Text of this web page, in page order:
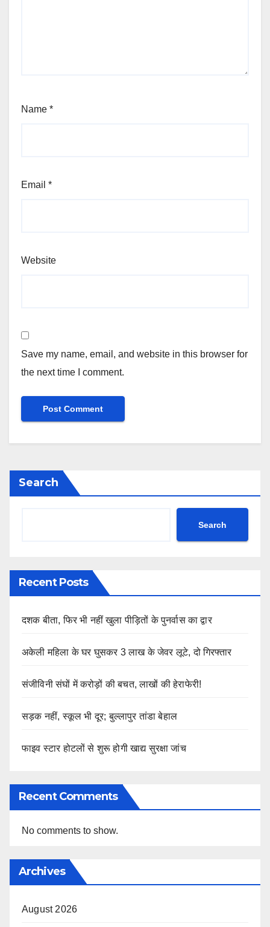
Name *
Email *
Website
Save my name, email, and website in this browser for
the next time I comment.
Search
Search
Recent Posts
दशक बीता, फिर भी नहीं खुला पीड़ितों के पुनर्वास का द्वार
अकेली महिला के घर घुसकर 3 लाख के जेवर लूटे, दो गिरफ्तार
संजीविनी संघों में करोड़ों की बचत, लाखों की हेराफेरी!
सड़क नहीं, स्कूल भी दूर; बुल्लापुर तांडा बेहाल
फाइव स्टार होटलों से शुरू होगी खाद्य सुरक्षा जांच
Recent Comments
No comments to show.
Archives
August 2026